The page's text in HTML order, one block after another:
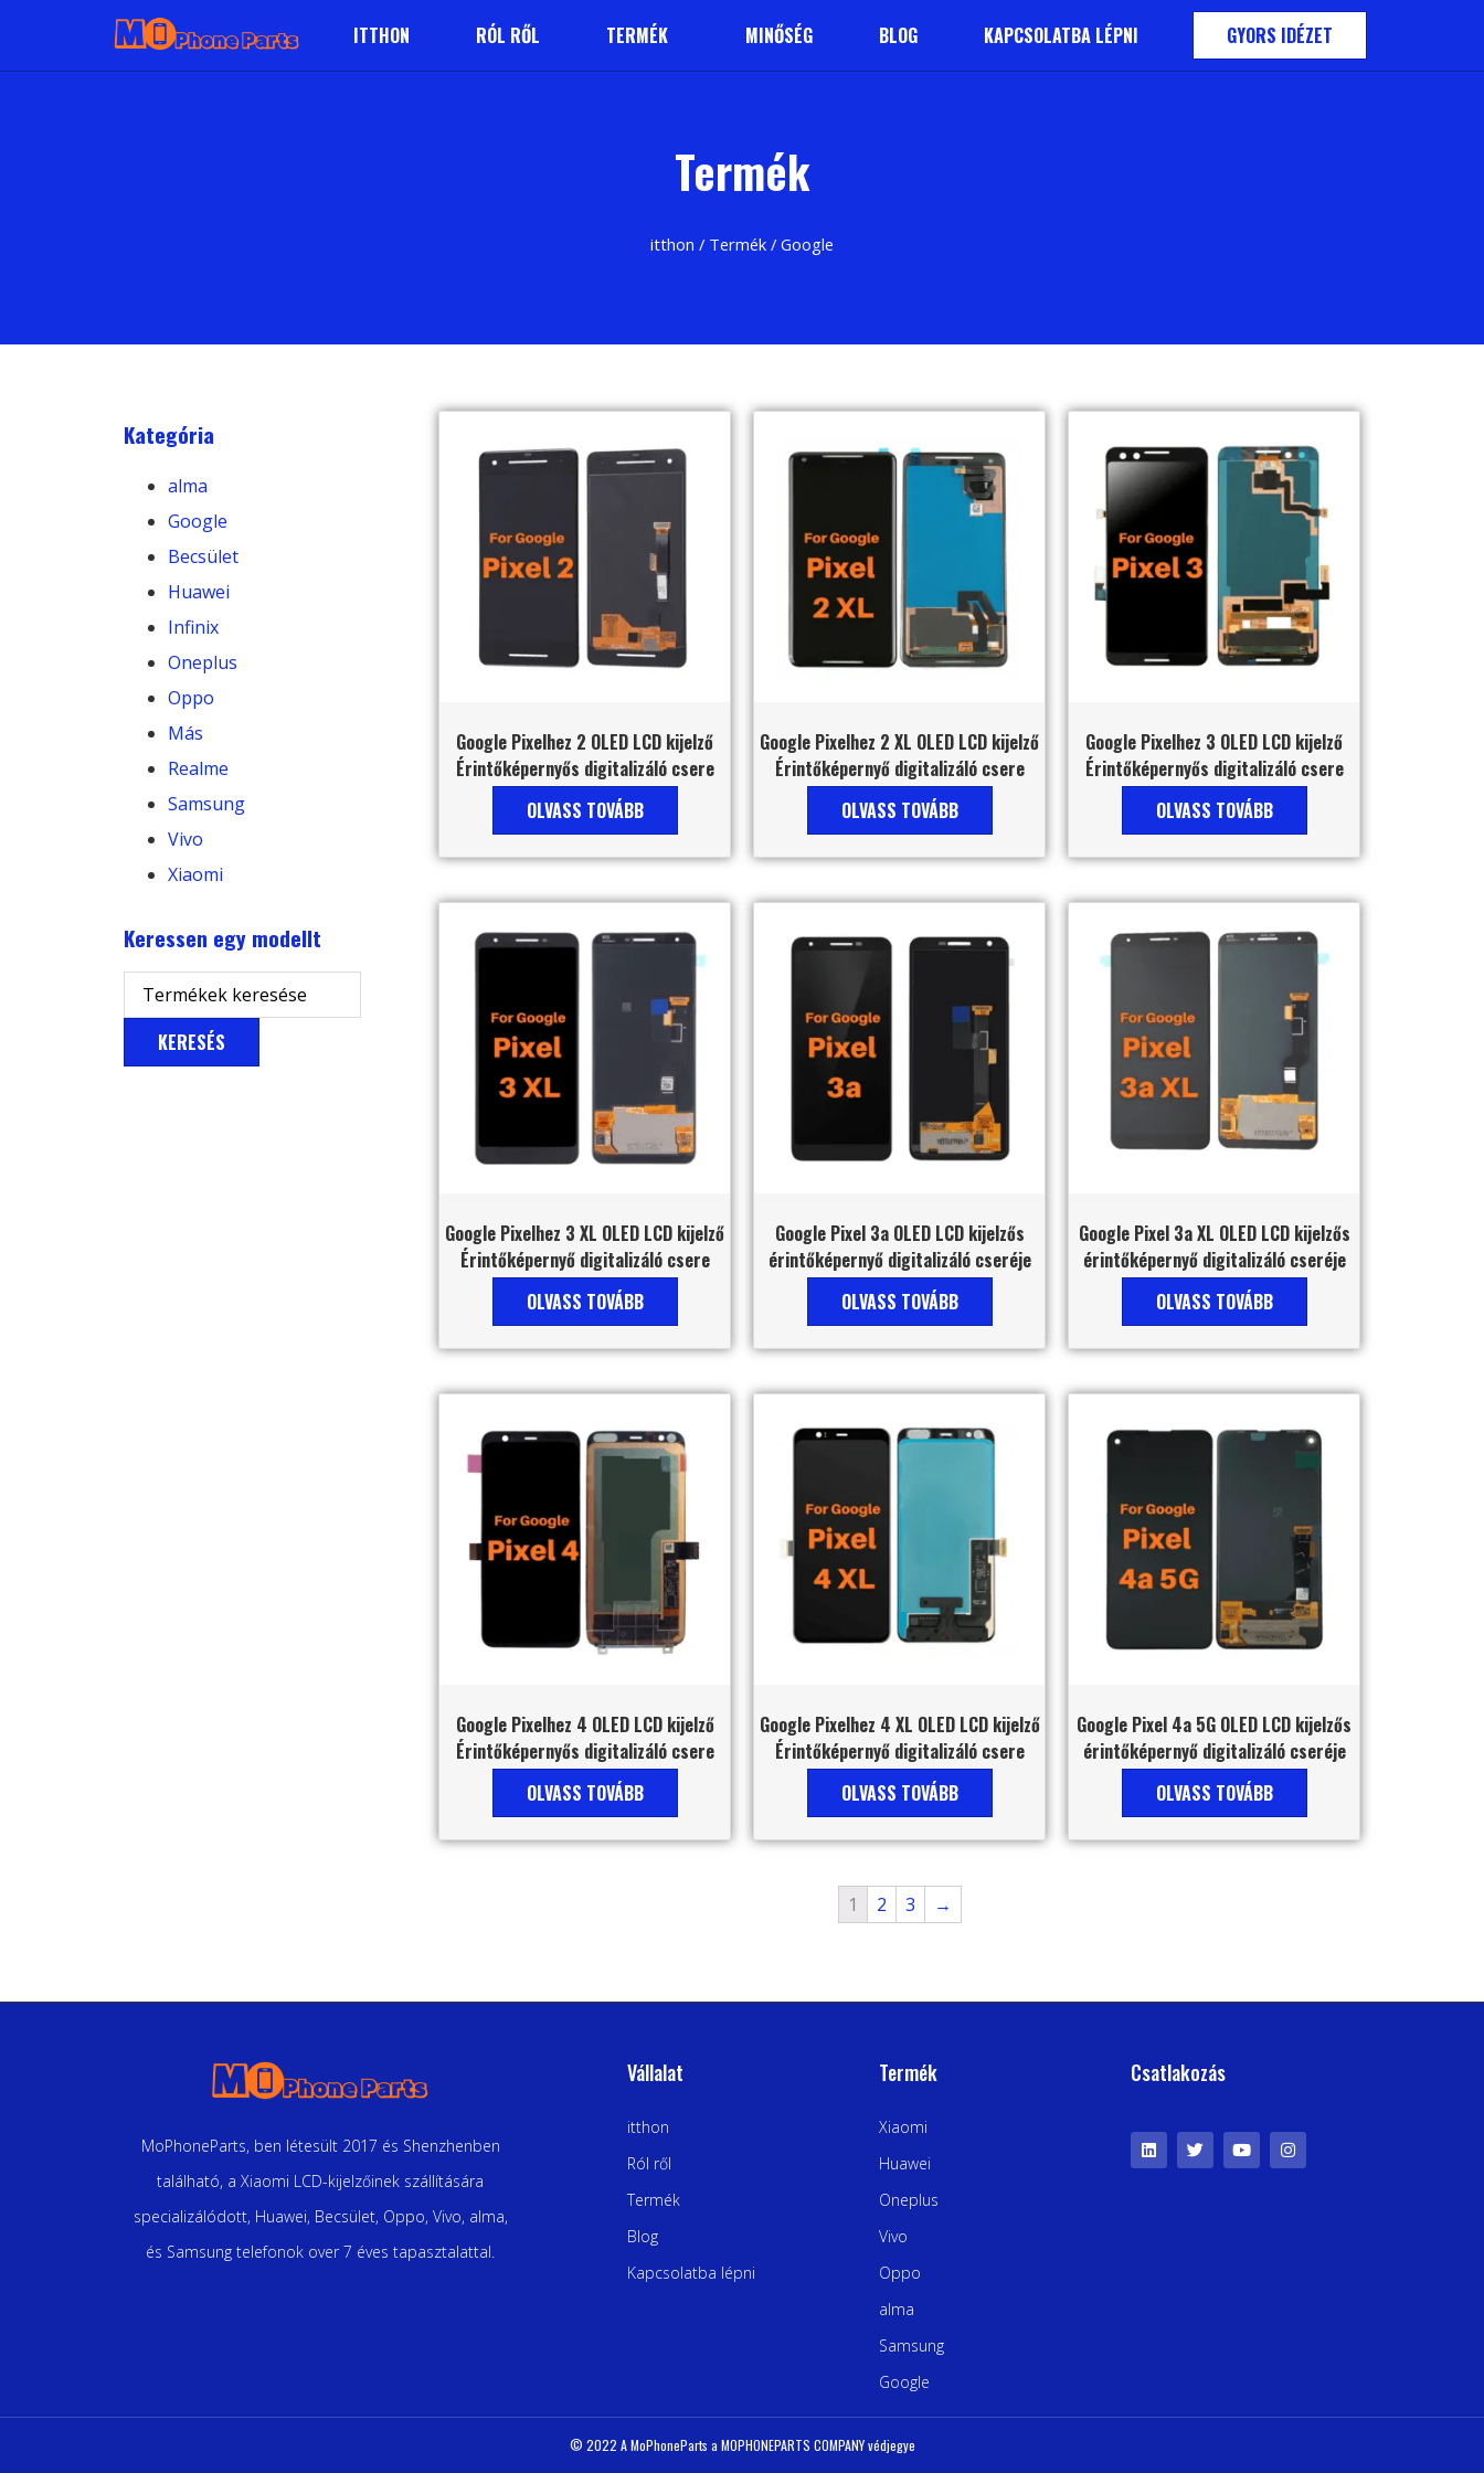
ITTHON RÓL RŐL TERMÉK MINŐSÉG BLOG KAPCSOLATBA LÉPNI GYORS IDÉZET
Termék
itthon / Termék / Google
Kategória
alma
Google
Becsület
Huawei
Infinix
Oneplus
Oppo
Más
Realme
Samsung
Vivo
Xiaomi
Keressen egy modellt
KERESÉS
Google Pixelhez 2 OLED LCD kijelző
Érintőképernyős digitalizáló csere
OLVASS TOVÁBB
Google Pixelhez 2 XL OLED LCD kijelző
Érintőképernyő digitalizáló csere
OLVASS TOVÁBB
Google Pixelhez 3 OLED LCD kijelző
Érintőképernyős digitalizáló csere
OLVASS TOVÁBB
Google Pixelhez 3 XL OLED LCD kijelző
Érintőképernyő digitalizáló csere
OLVASS TOVÁBB
Google Pixel 3a OLED LCD kijelzős
érintőképernyő digitalizáló cseréje
OLVASS TOVÁBB
Google Pixel 3a XL OLED LCD kijelzős
érintőképernyő digitalizáló cseréje
OLVASS TOVÁBB
Google Pixelhez 4 OLED LCD kijelző
Érintőképernyős digitalizáló csere
OLVASS TOVÁBB
Google Pixelhez 4 XL OLED LCD kijelző
Érintőképernyő digitalizáló csere
OLVASS TOVÁBB
Google Pixel 4a 5G OLED LCD kijelzős
érintőképernyő digitalizáló cseréje
OLVASS TOVÁBB
1 2 3 →
MoPhoneParts, ben létesült 2017 és Shenzhenben
található, a Xiaomi LCD-kijelzőinek szállítására
specializálódott, Huawei, Becsület, Oppo, Vivo, alma,
és Samsung telefonok over 7 éves tapasztalattal.
Vállalat
itthon
Ról ről
Termék
Blog
Kapcsolatba lépni
Termék
Xiaomi
Huawei
Oneplus
Vivo
Oppo
alma
Samsung
Google
Csatlakozás
© 2022 A MoPhoneParts a MOPHONEPARTS COMPANY védjegye